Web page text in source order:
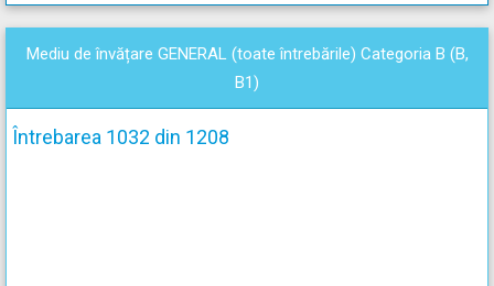
0
Mediu de învățare GENERAL (toate întrebările) Categoria B (B,
B1)
Întrebarea 1032 din 1208